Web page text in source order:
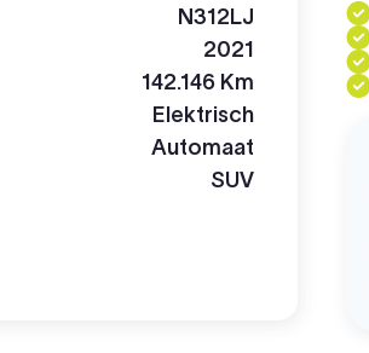
N312LJ
2021
142.146 Km
Elektrisch
Automaat
SUV